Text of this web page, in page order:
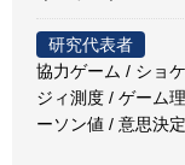
研究代表者
協力ゲーム / ショ
ジィ測度 / ゲーム
ーソン値 / 意思決